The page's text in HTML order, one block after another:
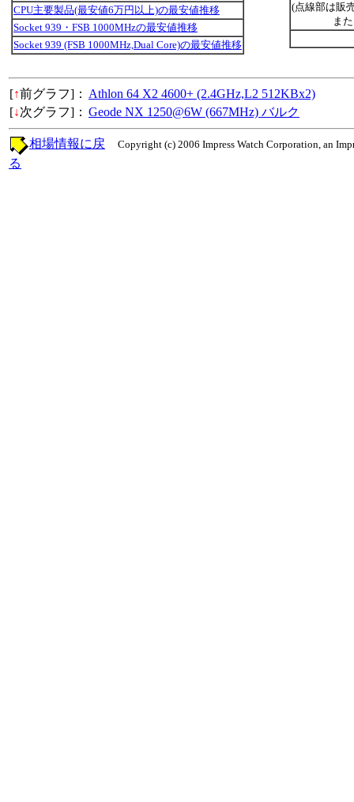
CPU主要製品(最安値6万円以上)の最安値推移
Socket 939・FSB 1000MHzの最安値推移
Socket 939 (FSB 1000MHz,Dual Core)の最安値推移
(点線部は販
ま
[↑前グラフ]： Athlon 64 X2 4600+ (2.4GHz,L2 512KBx2)
[↓次グラフ]： Geode NX 1250@6W (667MHz) バルク
Copyright (c) 2006 Impress Watch Corporation, an
相場情報に戻
る